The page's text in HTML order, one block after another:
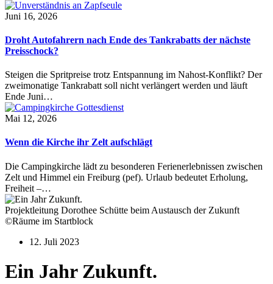
Juni 16, 2026
Droht Autofahrern nach Ende des Tankrabatts der nächste
Preisschock?
Steigen die Spritpreise trotz Entspannung im Nahost-Konflikt? Der
zweimonatige Tankrabatt soll nicht verlängert werden und läuft
Ende Juni…
Mai 12, 2026
Wenn die Kirche ihr Zelt aufschlägt
Die Campingkirche lädt zu besonderen Ferienerlebnissen zwischen
Zelt und Himmel ein Freiburg (pef). Urlaub bedeutet Erholung,
Freiheit –…
Projektleitung Dorothee Schütte beim Austausch der Zukunft
©Räume im Startblock
12. Juli 2023
Ein Jahr Zukunft.